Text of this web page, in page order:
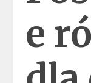
e